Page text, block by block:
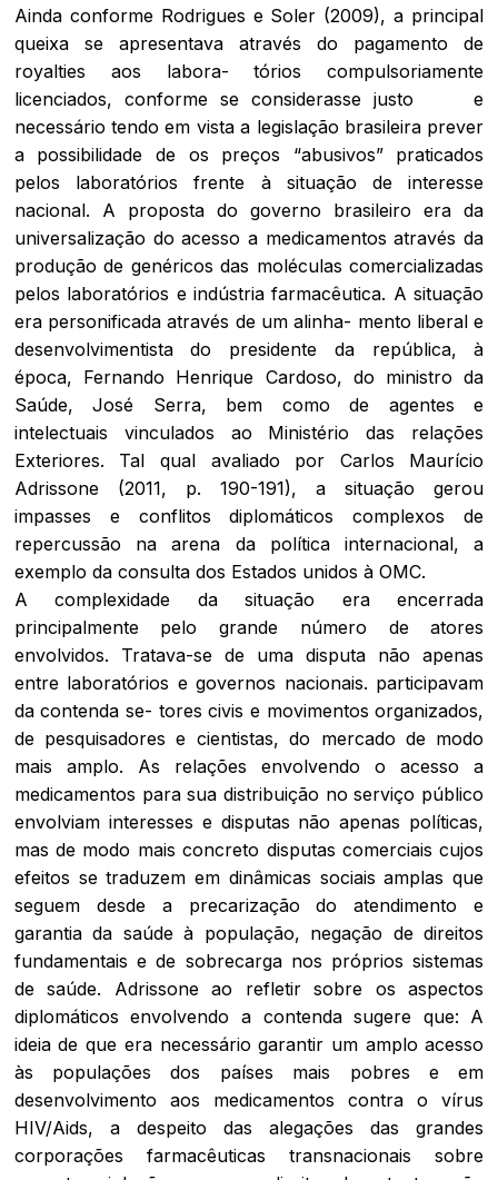
Ainda conforme Rodrigues e Soler (2009), a principal
queixa se apresentava através do pagamento de
royalties aos labora- tórios compulsoriamente
licenciados, conforme se considerasse justo e
necessário tendo em vista a legislação brasileira prever
a possibilidade de os preços “abusivos” praticados
pelos laboratórios frente à situação de interesse
nacional. A proposta do governo brasileiro era da
universalização do acesso a medicamentos através da
produção de genéricos das moléculas comercializadas
pelos laboratórios e indústria farmacêutica. A situação
era personificada através de um alinha- mento liberal e
desenvolvimentista do presidente da república, à
época, Fernando Henrique Cardoso, do ministro da
Saúde, José Serra, bem como de agentes e
intelectuais vinculados ao Ministério das relações
Exteriores. Tal qual avaliado por Carlos Maurício
Adrissone (2011, p. 190-191), a situação gerou
impasses e conflitos diplomáticos complexos de
repercussão na arena da política internacional, a
exemplo da consulta dos Estados unidos à OMC.
A complexidade da situação era encerrada
principalmente pelo grande número de atores
envolvidos. Tratava-se de uma disputa não apenas
entre laboratórios e governos nacionais. participavam
da contenda se- tores civis e movimentos organizados,
de pesquisadores e cientistas, do mercado de modo
mais amplo. As relações envolvendo o acesso a
medicamentos para sua distribuição no serviço público
envolviam interesses e disputas não apenas políticas,
mas de modo mais concreto disputas comerciais cujos
efeitos se traduzem em dinâmicas sociais amplas que
seguem desde a precarização do atendimento e
garantia da saúde à população, negação de direitos
fundamentais e de sobrecarga nos próprios sistemas
de saúde. Adrissone ao refletir sobre os aspectos
diplomáticos envolvendo a contenda sugere que: A
ideia de que era necessário garantir um amplo acesso
às populações dos países mais pobres e em
desenvolvimento aos medicamentos contra o vírus
HIV/Aids, a despeito das alegações das grandes
corporações farmacêuticas transnacionais sobre